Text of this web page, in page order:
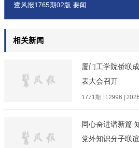
鹭风报1765期02版 要闻
相关新闻
厦门工学院侨联
表大会召开
1771期 | 12996 |
同心奋进谱新篇
党外知识分子联